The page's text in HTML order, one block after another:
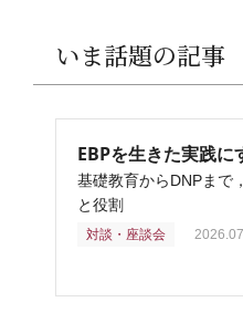
いま話題の記事
EBPを生きた実践に
基礎教育からDNPまで
と役割
対談・座談会